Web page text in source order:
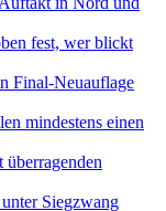
fest, wer blickt
Final-Neuauflage
mindestens einen
Siegzwang